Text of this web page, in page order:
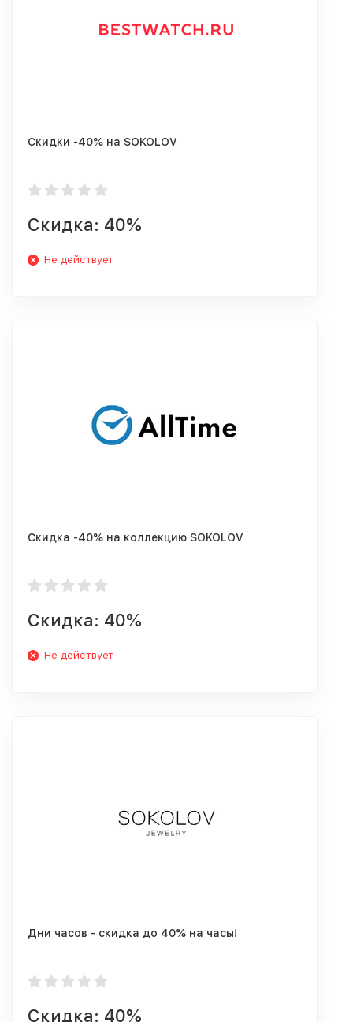
Скидки -40% на SOKOLOV
Скидка: 40%
Не действует
Скидка -40% на коллекцию SOKOLOV
Скидка: 40%
Не действует
Дни часов - скидка до 40% на часы!
Скидка: 40%